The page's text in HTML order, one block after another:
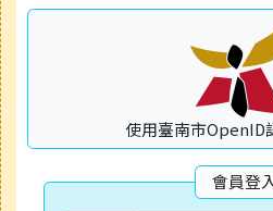
使用臺南市OpenID
會員登